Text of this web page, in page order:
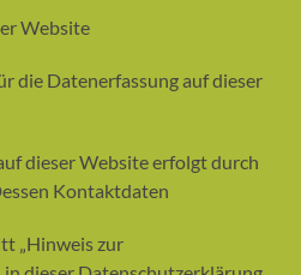
Website
die Datenerfassung auf dieser
dieser Website erfolgt durch
Kontaktdaten
„Hinweis zur